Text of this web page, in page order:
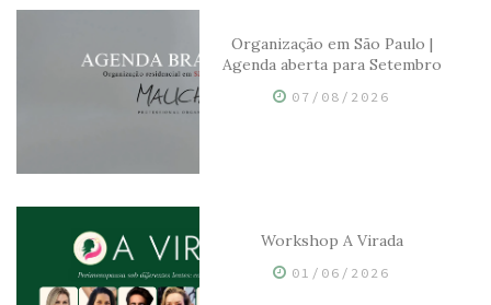
Organização em São Paulo |
Agenda aberta para Setembro
07/08/2026
Workshop A Virada
01/06/2026